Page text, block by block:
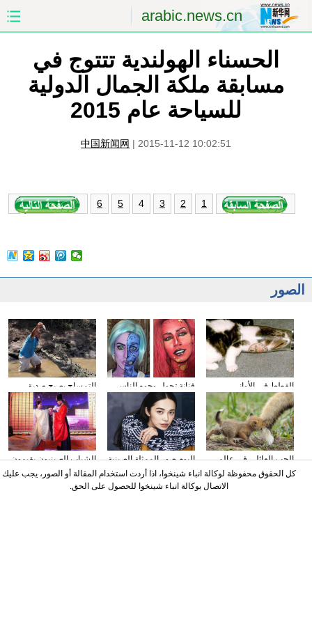
arabic.news.cn
الصين الصفحة الأولى
الشرق الأوسط العالم
الرياضة السياحة والبيئة
الحسناء الهولندية تتتوج في
مسابقة ملكة الجمال الدولية
للسياحة عام 2015
中国新闻网 | 2015-11-12 10:02:51
1
2
3
4
5
6
الصور
التمساح يصبح صديق
الناس في كوستا ريكا
فنانة تحول وجوه الناس
إلى الشخصيات الكرتونية
باستخدام الماكياج
القطط في الأواني
الزجاجية
الشباب الصينيون يقيمون
حفل الزفاف وفقا لطريقة
"أسرة هان"
البوم صور الممثلة الصينية
ياو تشن على مجلة
الحب العائلي في عالم
الحيوان
كل الحقوق محفوظة لوكالة انباء شينخوا، اذا أردت استخدام المقالة أو الصور، يجب عليك
الاتصال بوكالة انباء شينخوا للحصول على الحق.